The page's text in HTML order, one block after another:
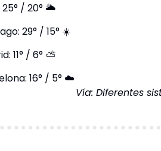
25° / 20° 🌥️
29° / 15° ☀️
11° / 6° ⛅️
16° / 5° ☁️
Vía: Diferentes